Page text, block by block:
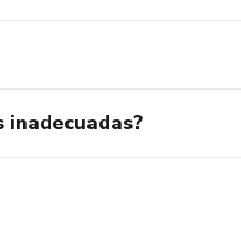
inadecuadas?